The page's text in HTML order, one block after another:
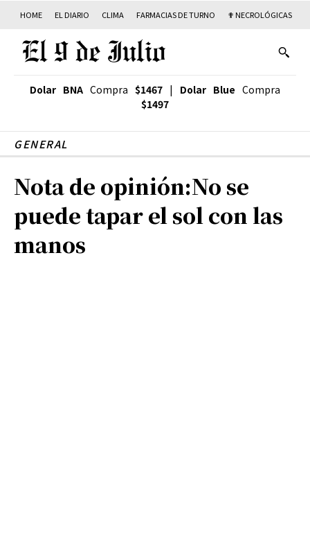
HOME EL DIARIO CLIMA FARMACIAS DE TURNO ✟ NECROLÓGICAS
Dolar BNA Compra $1467 | Dolar Blue Compra
$1497
GENERAL
Nota de opinión:No se
puede tapar el sol con las
manos